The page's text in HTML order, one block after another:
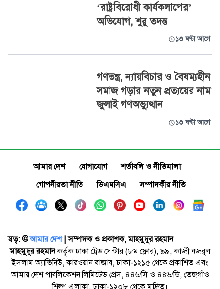
‘রাষ্ট্রবিরোধী কার্যকলাপের’
অভিযোগ, শুরু তদন্ত
১৩ ঘণ্টা আগে
গণতন্ত্র, ন্যায়বিচার ও বৈষম্যহীন
সমাজ গড়ার নতুন প্রত্যয়ের নাম
জুলাই গণঅভ্যুত্থান
১৩ ঘণ্টা আগে
আমার দেশ যোগাযোগ
শর্তাবলি ও নীতিমালা
গোপনীয়তা নীতি
ডিএমসিএ সম্পাদকীয় নীতি
স্বত্ব: ©️আমার দেশ| সম্পাদক ও প্রকাশক, মাহমুদুর রহমান
মাহমুদুর রহমানকর্তৃক ঢাকা ট্রেড সেন্টার (৮ম ফ্লোর), ৯৯, কাজী নজরুল
ইসলাম অ্যাভিনিউ, কারওয়ান বাজার, ঢাকা-১২১৫ থেকে প্রকাশিত এবং
আমার দেশ পাবলিকেশন লিমিটেড প্রেস, ৪৪৬/সি ও ৪৪৬/ডি, তেজগাঁও
শিল্প এলাকা, ঢাকা-১২০৮ থেকে মুদ্রিত।